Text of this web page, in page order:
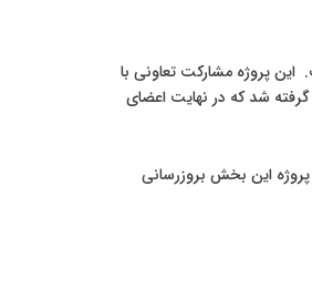
پروژه مشارکت تعاونی با
شد که در نهایت اعضای
این بخش بروزرسانی